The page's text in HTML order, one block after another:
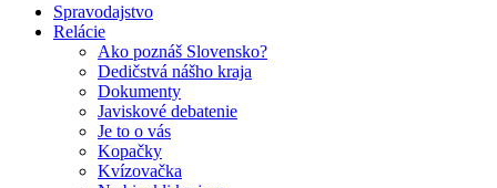
Spravodajstvo
Relácie
Ako poznáš Slovensko?
Dedičstvá nášho kraja
Dokumenty
Javiskové debatenie
Je to o vás
Kopačky
Kvízovačka